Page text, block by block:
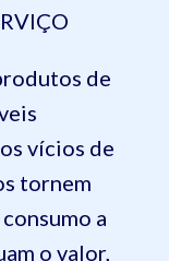
de
vícios de
tornem
a
o valor,